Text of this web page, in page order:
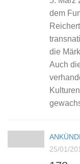
dem
die
Auch
25/01/